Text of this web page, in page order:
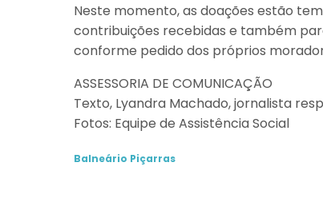
Neste momento, as doações estão
contribuições recebidas e também
conforme pedido dos próprios
ASSESSORIA DE COMUNICAÇÃO
Texto, Lyandra Machado, jornalista
Fotos: Equipe de Assistência Social
Balneário Piçarras